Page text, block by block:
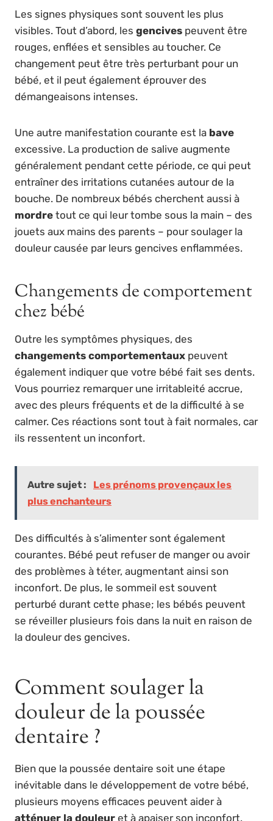
Les signes physiques sont souvent les plus
visibles. Tout d’abord, les gencives peuvent être
rouges, enflées et sensibles au toucher. Ce
changement peut être très perturbant pour un
bébé, et il peut également éprouver des
démangeaisons intenses.
Une autre manifestation courante est la bave
excessive. La production de salive augmente
généralement pendant cette période, ce qui peut
entraîner des irritations cutanées autour de la
bouche. De nombreux bébés cherchent aussi à
mordre tout ce qui leur tombe sous la main – des
jouets aux mains des parents – pour soulager la
douleur causée par leurs gencives enflammées.
Changements de comportement
chez bébé
Outre les symptômes physiques, des
changements comportementaux peuvent
également indiquer que votre bébé fait ses dents.
Vous pourriez remarquer une irritableité accrue,
avec des pleurs fréquents et de la difficulté à se
calmer. Ces réactions sont tout à fait normales, car
ils ressentent un inconfort.
Autre sujet :
Les prénoms provençaux les
plus enchanteurs
Des difficultés à s’alimenter sont également
courantes. Bébé peut refuser de manger ou avoir
des problèmes à téter, augmentant ainsi son
inconfort. De plus, le sommeil est souvent
perturbé durant cette phase; les bébés peuvent
se réveiller plusieurs fois dans la nuit en raison de
la douleur des gencives.
Comment soulager la
douleur de la poussée
dentaire ?
Bien que la poussée dentaire soit une étape
inévitable dans le développement de votre bébé,
plusieurs moyens efficaces peuvent aider à
atténuer la douleur et à apaiser son inconfort.